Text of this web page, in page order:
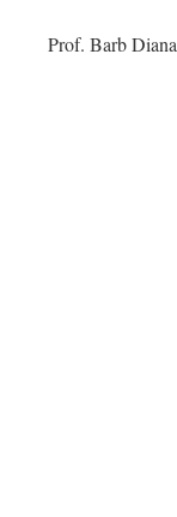
Prof. Barb Diana